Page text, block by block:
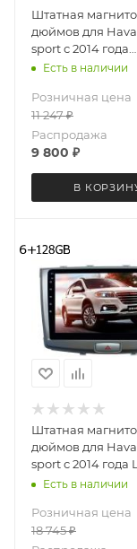
Штатная
дюймов для
sport с 2014 года
MEKEDE M150S
Есть в наличии
Розничная цена
11 247₽
Распродажа
9 800 ₽
В
Штатная
дюймов для
sport с 2014 года
2753-6493 Android
Есть в наличии
Розничная цена
18 745₽